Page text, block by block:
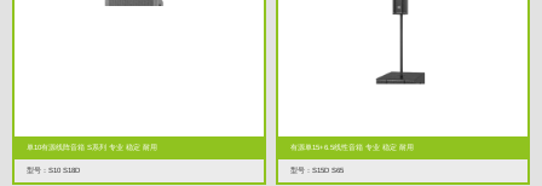
单10有源线阵音箱 S系列 专业 稳定 耐用
型号：S10 S18D
有源单15+6.5线性音箱 专业 稳定 耐用
型号：S15D S65